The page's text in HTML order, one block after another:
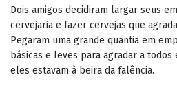
Dois amigos decidiram largar seus
cervejaria e fazer cervejas que
Pegaram uma grande quantia em
básicas e leves para agradar a
eles estavam à beira da falência.